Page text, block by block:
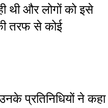
थी और लोगों को इसे
तरफ से कोई
प्रतिनिधियों ने कहा